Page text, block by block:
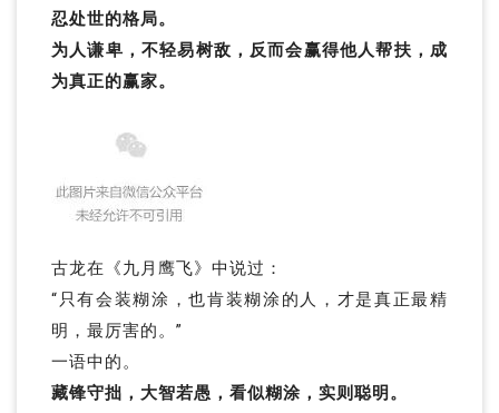
忍处世的格局。
为人谦卑，不轻易树敌，反而会赢得他人帮扶，成
为真正的赢家。
古龙在《九月鹰飞》中说过：
“只有会装糊涂，也肯装糊涂的人，才是真正最精
明，最厉害的。”
一语中的。
藏锋守拙，大智若愚，看似糊涂，实则聪明。